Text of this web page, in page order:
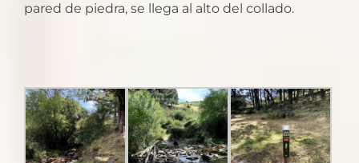
pared de piedra, se llega al alto del collado.